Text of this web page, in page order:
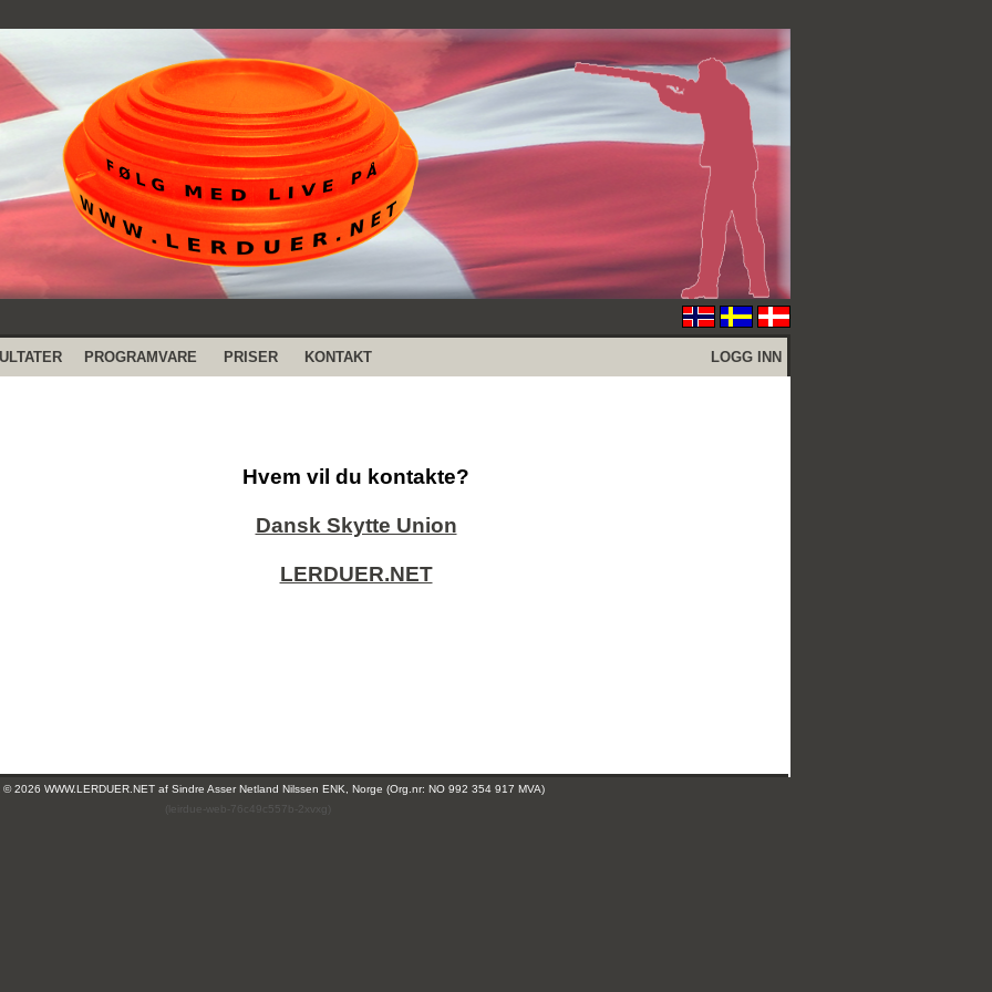
PROGRAMVARE PRISER KONTAKT LOGG INN
Hvem vil du kontakte?
Dansk Skytte Union
LERDUER.NET
© 2026 WWW.LERDUER.NET af Sindre Asser Netland Nilssen ENK, Norge (Org.nr: NO 992 354 917 MVA)
(leirdue-web-76c49c557b-2xvxg)